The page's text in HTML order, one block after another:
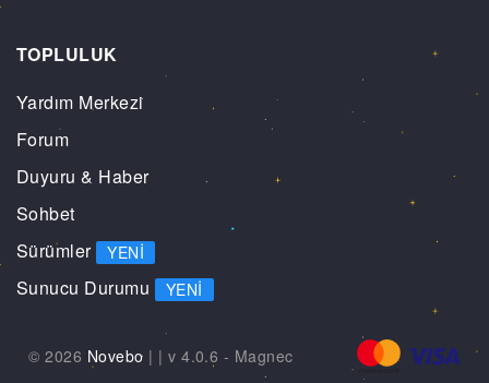
TOPLULUK
Yardım Merkezi
Forum
Duyuru & Haber
Sohbet
Sürümler YENI
Sunucu Durumu YENI
© 2026 Novebo | | v 4.0.6 - Magnec